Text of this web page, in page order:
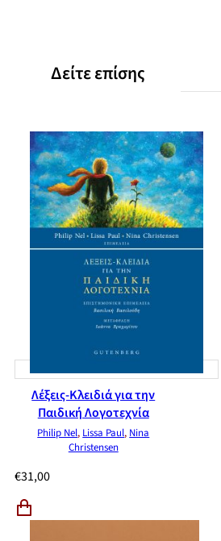
Δείτε επίσης
Λέξεις-Κλειδιά για την
Παιδική Λογοτεχνία
Philip Nel, Lissa Paul, Nina
Christensen
€31,00